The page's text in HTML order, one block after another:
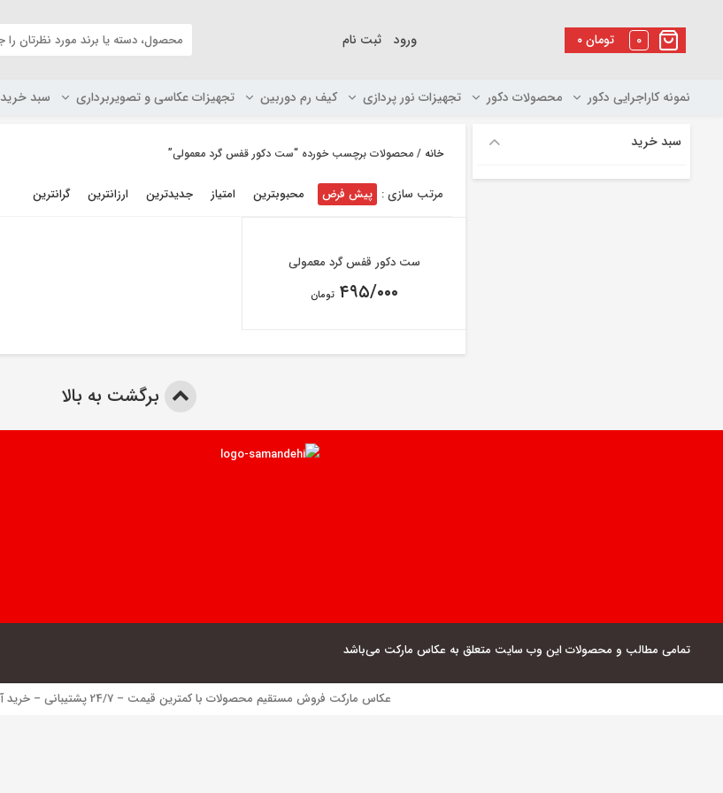
۰تومان 0 ورود ثبت نام
نمونه کاراجرایی دکور محصولات دکور تجهیزات نور پردازی کیف رم دوربین تجهیزات عکاسی و تصویربرداری سبد خرید
خانه / محصولات برچسب خورده “ست دکور قفس گرد معمولی”
مرتب سازی : پیش فرض محبوبترین امتیاز جدیدترین ارزانترین گرانترین
ست دکور قفس گرد معمولی
۴۹۵/۰۰۰ تومان
سبد خرید
برگشت به بالا
تمامی مطالب و محصولات این وب سایت متعلق به عکاس مارکت می‌باشد
عکاس مارکت فروش مستقیم محصولات با کمترین قیمت – 24/7 پشتیبانی – خرید آسان با پرداخت الکترونیک